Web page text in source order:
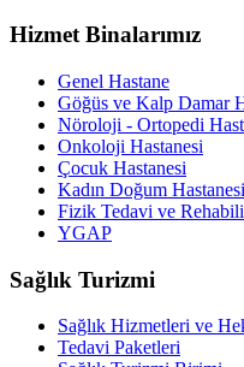
Hizmet Binalarımız
Genel Hastane
Göğüs ve Kalp Damar
Nöroloji - Ortopedi
Onkoloji Hastanesi
Çocuk Hastanesi
Kadın Doğum Hastanesi
Fizik Tedavi ve
YGAP
Sağlık Turizmi
Sağlık Hizmetleri ve
Tedavi Paketleri